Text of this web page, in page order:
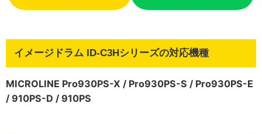
イメージドラム ID-C3Hシリーズの対応機種
MICROLINE Pro930PS-X / Pro930PS-S / Pro930PS-E
/ 910PS-D / 910PS